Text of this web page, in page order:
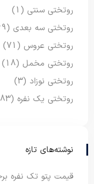
روتختی سنتی (1)
روتختی سه بعدی (69)
روتختی عروس (71)
روتختی مخمل (18)
روتختی نوزاد (3)
روتختی یک نفره (83)
نوشته‌های تازه
قیمت پتو تک نفره